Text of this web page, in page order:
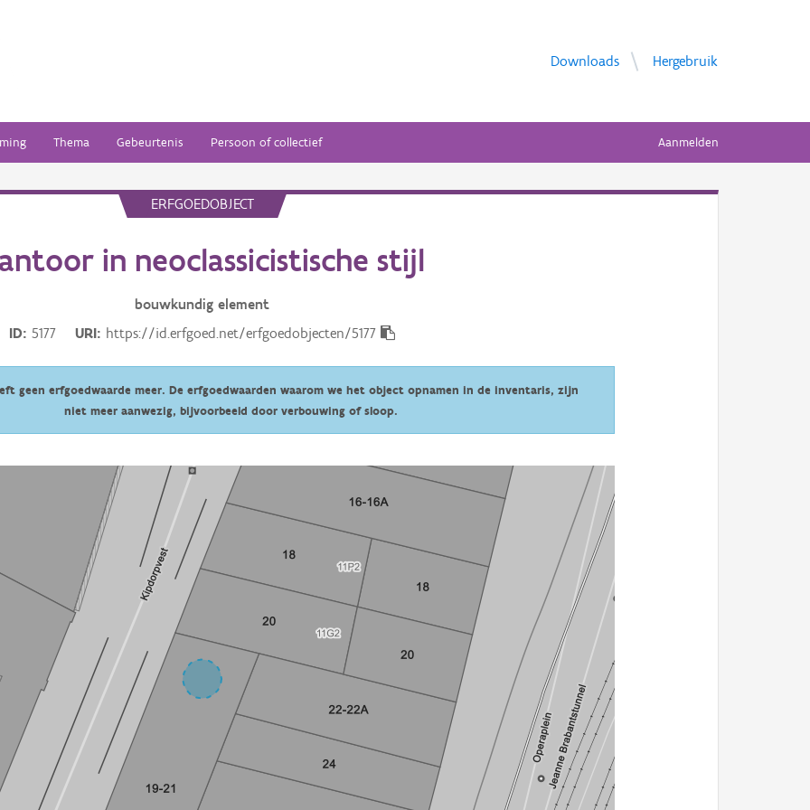
Downloads Hergebruik
Thema Gebeurtenis Persoon of collectief Aanmelden
ERFGOEDOBJECT
in neoclassicistische stijl
bouwkundig element
ID
5177 URI https://id.erfgoed.net/erfgoedobjecten/5177
geen erfgoedwaarde meer. De erfgoedwaarden waarom we het object opnamen in de inventaris, zijn
niet meer aanwezig, bijvoorbeeld door verbouwing of sloop.